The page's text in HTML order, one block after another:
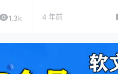
1.3k 4 年前